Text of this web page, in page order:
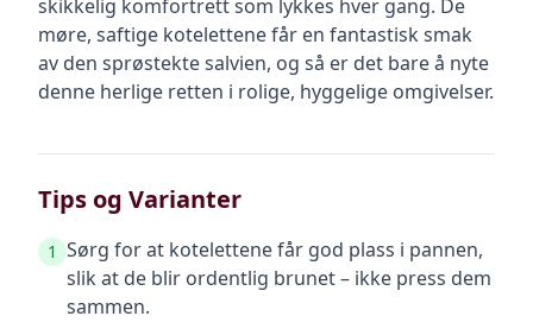
skikkelig komfortrett som lykkes hver gang. De
møre, saftige kotelettene får en fantastisk smak
av den sprøstekte salvien, og så er det bare å nyte
denne herlige retten i rolige, hyggelige omgivelser.
Tips og Varianter
1 Sørg for at kotelettene får god plass i pannen,
slik at de blir ordentlig brunet – ikke press dem
sammen.